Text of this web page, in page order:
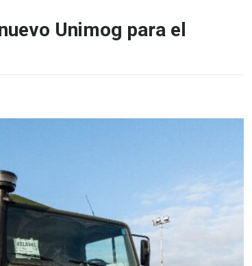
Unimog para el